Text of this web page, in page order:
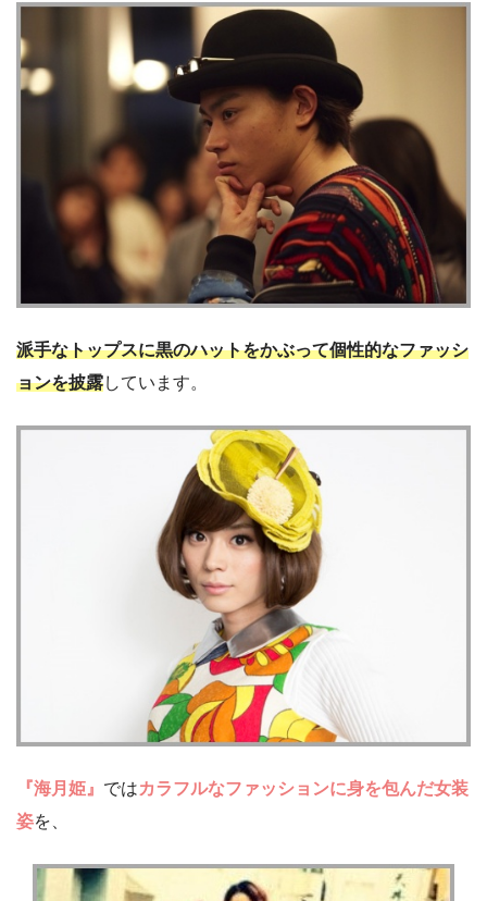
派手なトップスに黒のハットをかぶって個性的なファッシ
ョンを披露しています。
『海月姫』 ではカラフルなファッションに身を包んだ女装
姿を、